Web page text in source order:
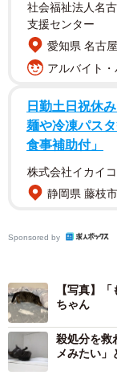
す…」
「食べられる時
「安心した証拠だ
「幸せもゆっく
「生後１カ月で
突然変わりまし
痛い」という声
んだろうね…って
やっとのことで子
出したという、ま
猫の出会い。「
その後の子猫の様
社会福祉法人名
支援センター
愛知県 名古
アルバイト
日勤土日祝休
麺や冷凍パス
食事補助付」
株式会社イカイ
静岡県 藤枝市
Sponsored by
【写真】
ちゃん
殺処分を救
メみたい」